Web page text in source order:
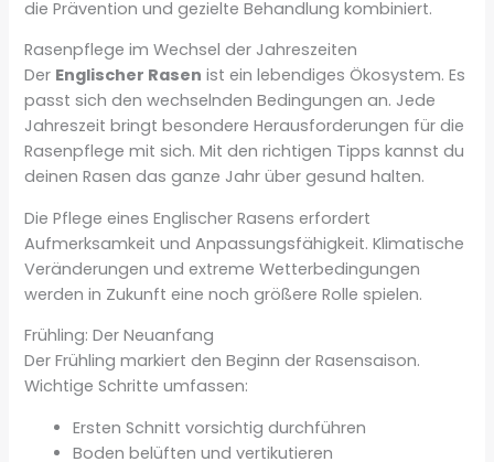
die Prävention und gezielte Behandlung kombiniert.
Rasenpflege im Wechsel der Jahreszeiten
Der Englischer Rasen ist ein lebendiges Ökosystem. Es
passt sich den wechselnden Bedingungen an. Jede
Jahreszeit bringt besondere Herausforderungen für die
Rasenpflege mit sich. Mit den richtigen Tipps kannst du
deinen Rasen das ganze Jahr über gesund halten.
Die Pflege eines Englischer Rasens erfordert
Aufmerksamkeit und Anpassungsfähigkeit. Klimatische
Veränderungen und extreme Wetterbedingungen
werden in Zukunft eine noch größere Rolle spielen.
Frühling: Der Neuanfang
Der Frühling markiert den Beginn der Rasensaison.
Wichtige Schritte umfassen:
Ersten Schnitt vorsichtig durchführen
Boden belüften und vertikutieren